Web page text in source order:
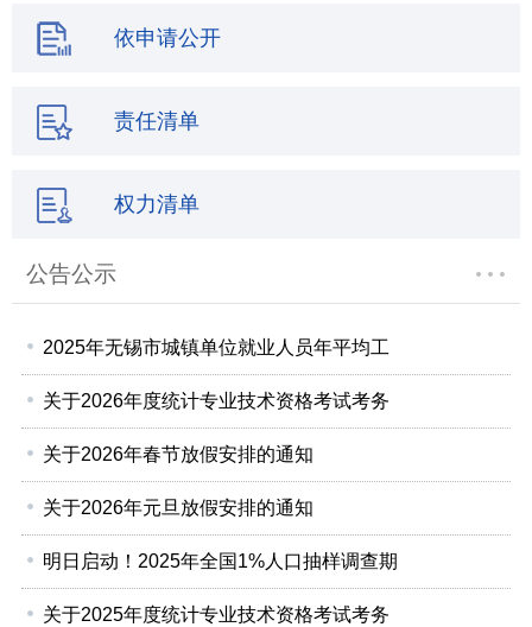
依申请公开
责任清单
权力清单
公告公示
2025年无锡市城镇单位就业人员年平均工
关于2026年度统计专业技术资格考试考务
关于2026年春节放假安排的通知
关于2026年元旦放假安排的通知
明日启动！2025年全国1%人口抽样调查期
关于2025年度统计专业技术资格考试考务